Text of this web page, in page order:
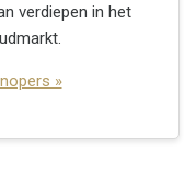
verdiepen in het
»